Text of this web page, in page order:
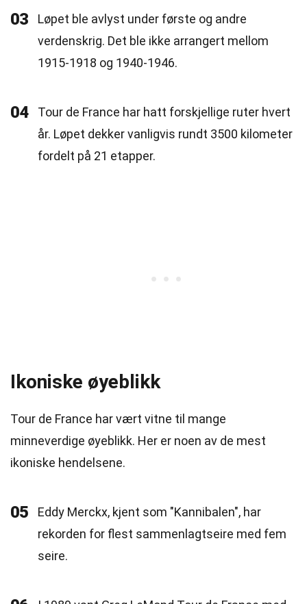
03
Løpet ble avlyst under første og andre
verdenskrig. Det ble ikke arrangert mellom
1915-1918 og 1940-1946.
04
Tour de France har hatt forskjellige ruter hvert
år. Løpet dekker vanligvis rundt 3500 kilometer
fordelt på 21 etapper.
Ikoniske øyeblikk
Tour de France har vært vitne til mange
minneverdige øyeblikk. Her er noen av de mest
ikoniske hendelsene.
05
Eddy Merckx, kjent som "Kannibalen", har
rekorden for flest sammenlagtseire med fem
seire.